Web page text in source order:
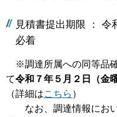
見積書提出期限 ： 令
必着
※調達所属への同等品
て令和７年５月２日（金
（詳細はこちら ）
なお、調達情報におい